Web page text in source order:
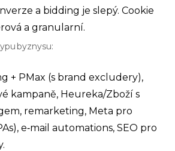
a bidding je slepý. Cookie
a granularní.
byznysu:
+ PMax (s brand excludery),
kampaně, Heureka/Zboží s
remarketing, Meta pro
e‑mail automations, SEO pro